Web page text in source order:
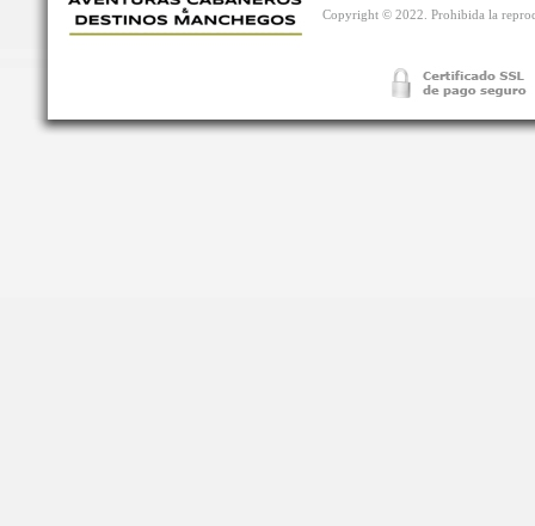
Copyright © 2022. Prohibida la